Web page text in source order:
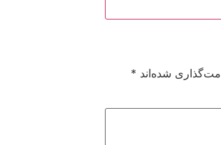
شده‌اند *